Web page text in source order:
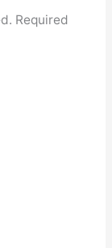
Required